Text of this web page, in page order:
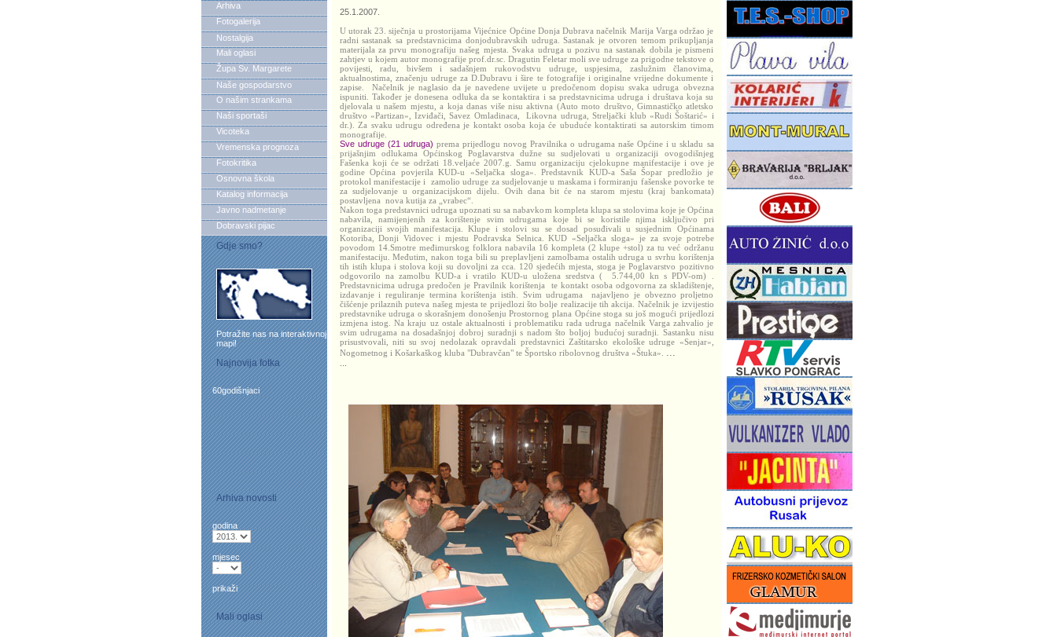
Arhiva
Fotogalerija
Nostalgija
Mali oglasi
Župa Sv. Margarete
Naše gospodarstvo
O našim strankama
Naši sportaši
Vicoteka
Vremenska prognoza
Fotokritika
Osnovna škola
Katalog informacija
Javno nadmetanje
Dobravski pijac
Gdje smo?
Potražite nas na interaktivnoj
mapi!
Najnovija fotka
60godišnjaci
Arhiva novosti
godina
mjesec
prikaži
Mali oglasi
25.1.2007.
U utorak 23. siječnja u prostorijama Vijećnice Općine Donja Dubrava načelnik Marija Varga održao je
radni sastanak sa predstavnicima donjodubravskih udruga. Sastanak je otvoren temom prikupljanja
materijala za prvu monografiju našeg mjesta. Svaka udruga u pozivu na sastanak dobila je pismeni
zahtjev u kojem autor monografije prof.dr.sc. Dragutin Feletar moli sve udruge za prigodne tekstove o
povijesti, radu, bivšem i sadašnjem rukovodstvu udruge, uspjesima, zaslužnim članovima,
aktualnostima, značenju udruge za D.Dubravu i šire te fotografije i originalne vrijedne dokumente i
zapise. Načelnik je naglasio da je navedene uvijete u predočenom dopisu svaka udruga obvezna
ispuniti. Također je donesena odluka da se kontaktira i sa predstavnicima udruga i društava koja su
djelovala u našem mjestu, a koja danas više nisu aktivna (Auto moto društvo, Gimnastičko atletsko
društvo «Partizan», Izviđači, Savez Omladinaca, Likovna udruga, Streljački klub «Rudi Šoštarić» i
dr.). Za svaku udrugu određena je kontakt osoba koja će ubuduće kontaktirati sa autorskim timom
monografije.
Sve udruge (21 udruga) prema prijedlogu novog Pravilnika o udrugama naše Općine i u skladu sa
prijašnjim odlukama Općinskog Poglavarstva dužne su sudjelovati u organizaciji ovogodišnjeg
Fašenka koji će se održati 18.veljaće 2007.g. Samu organizaciju cjelokupne manifestacije i ove je
godine Općina povjerila KUD-u «Seljačka sloga». Predstavnik KUD-a Saša Šopar predložio je
protokol manifestacije i zamolio udruge za sudjelovanje u maskama i formiranju fašenske povorke te
za sudjelovanje u organizacijskom dijelu. Ovih dana bit će na starom mjestu (kraj bankomata)
postavljena nova kutija za „vrabec“.
Nakon toga predstavnici udruga upoznati su sa nabavkom kompleta klupa sa stolovima koje je Općina
nabavila, namijenjenih za korištenje svim udrugama koje bi se koristile njima isključivo pri
organizaciji svojih manifestacija. Klupe i stolovi su se dosad posuđivali u susjednim Općinama
Kotoriba, Donji Vidovec i mjestu Podravska Selnica. KUD «Seljačka sloga» je za svoje potrebe
povodom 14.Smotre međimurskog folklora nabavila 16 kompleta (2 klupe +stol) za tu već održanu
manifestaciju. Međutim, nakon toga bili su preplavljeni zamolbama ostalih udruga u svrhu korištenja
tih istih klupa i stolova koji su dovoljni za cca. 120 sjedećih mjesta, stoga je Poglavarstvo pozitivno
odgovorilo na zamolbu KUD-a i vratilo KUD-u uložena sredstva ( 5.744,00 kn s PDV-om) .
Predstavnicima udruga predočen je Pravilnik korištenja te kontakt osoba odgovorna za skladištenje,
izdavanje i reguliranje termina korištenja istih. Svim udrugama najavljeno je obvezno proljetno
čišćenje prilaznih puteva našeg mjesta te prijedlozi što bolje realizacije tih akcija. Načelnik je izvijestio
predstavnike udruga o skorašnjem donošenju Prostornog plana Općine stoga su još mogući prijedlozi
izmjena istog. Na kraju uz ostale aktualnosti i problematiku rada udruga načelnik Varga zahvalio je
svim udrugama na dosadašnjoj dobroj suradnji s nadom što boljoj budućoj suradnji. Sastanku nisu
prisustvovali, niti su svoj nedolazak opravdali predstavnici Zaštitarsko ekološke udruge «Senjar»,
Nogometnog i Košarkaškog kluba "Dubravčan" te Športsko ribolovnog društva «Štuka».
...